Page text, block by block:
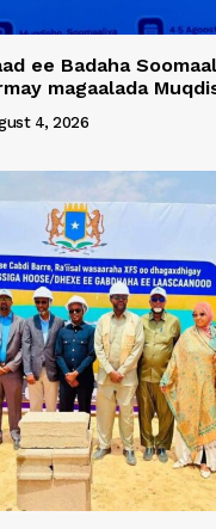
ee Badaha
magaalada
4, 2026